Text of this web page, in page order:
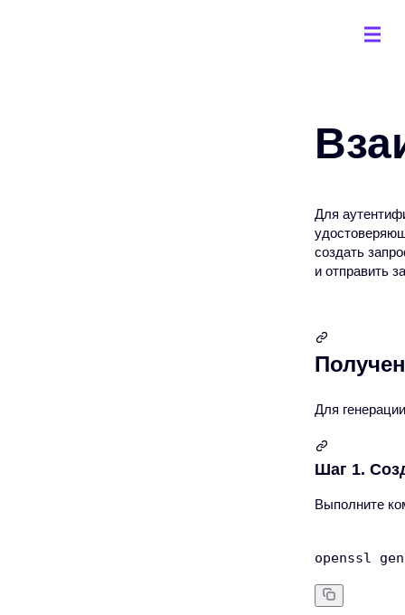
Для
создать
и отправить
Для
Шаг 1.
Выполните